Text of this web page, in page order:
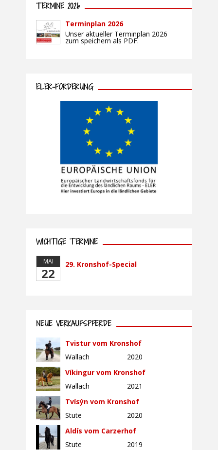
TERMINE 2026
Terminplan 2026
Unser aktueller Terminplan 2026
zum speichern als PDF.
ELER-FÖRDERUNG
WICHTIGE TERMINE
MAI
22
29. Kronshof-Special
NEUE VERKAUFSPFERDE
Tvistur vom Kronshof
Wallach
2020
Víkingur vom Kronshof
Wallach
2021
Tvísýn vom Kronshof
Stute
2020
Aldís vom Carzerhof
Stute
2019